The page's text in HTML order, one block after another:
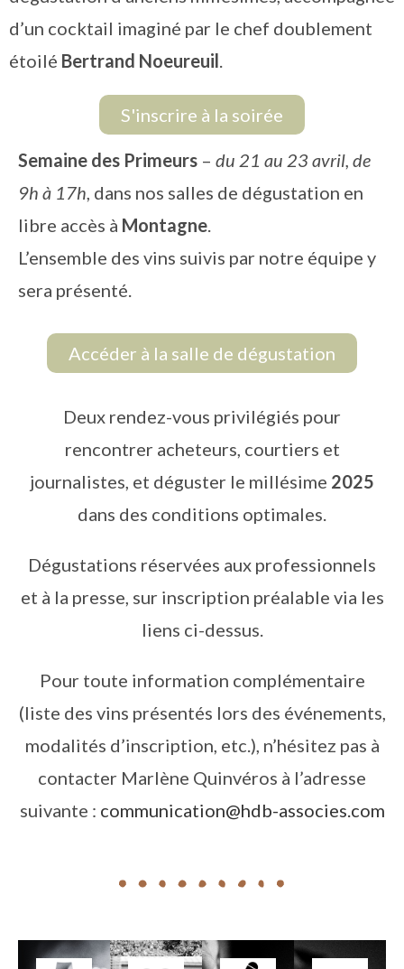
d’un cocktail imaginé par le chef doublement
étoilé Bertrand Noeureuil.
S'inscrire à la soirée
Semaine des Primeurs – du 21 au 23 avril, de
9h à 17h, dans nos salles de dégustation en
libre accès à Montagne.
L’ensemble des vins suivis par notre équipe y
sera présenté.
Accéder à la salle de dégustation
Deux rendez-vous privilégiés pour
rencontrer acheteurs, courtiers et
journalistes, et déguster le millésime 2025
dans des conditions optimales.
Dégustations réservées aux professionnels
et à la presse, sur inscription préalable via les
liens ci-dessus.
Pour toute information complémentaire
(liste des vins présentés lors des événements,
modalités d’inscription, etc.), n’hésitez pas à
contacter Marlène Quinvéros à l’adresse
suivante : communication@hdb-associes.com